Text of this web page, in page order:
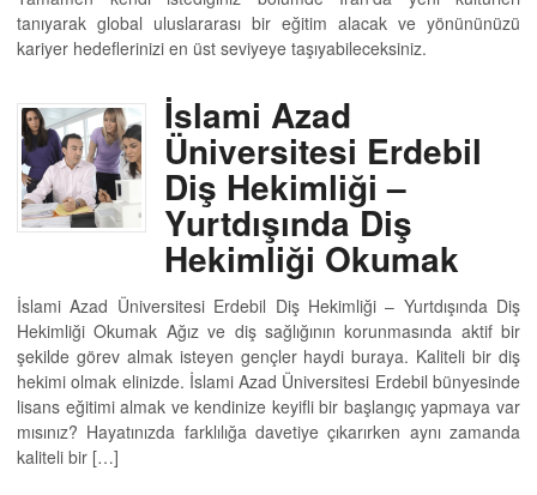
tanıyarak global uluslararası bir eğitim alacak ve yönününüzü
kariyer hedeflerinizi en üst seviyeye taşıyabileceksiniz.
İslami Azad
Üniversitesi Erdebil
Diş Hekimliği –
Yurtdışında Diş
Hekimliği Okumak
İslami Azad Üniversitesi Erdebil Diş Hekimliği – Yurtdışında Diş
Hekimliği Okumak Ağız ve diş sağlığının korunmasında aktif bir
şekilde görev almak isteyen gençler haydi buraya. Kaliteli bir diş
hekimi olmak elinizde. İslami Azad Üniversitesi Erdebil bünyesinde
lisans eğitimi almak ve kendinize keyifli bir başlangıç yapmaya var
mısınız? Hayatınızda farklılığa davetiye çıkarırken aynı zamanda
kaliteli bir […]